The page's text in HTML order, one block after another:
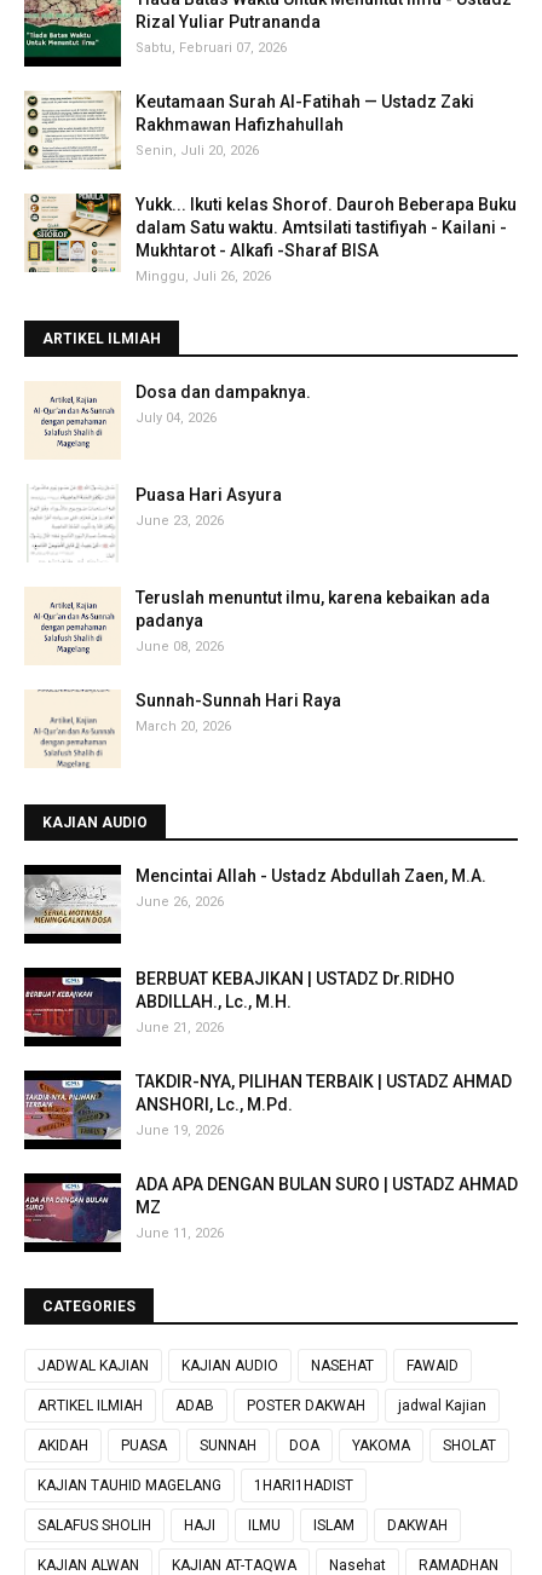
Rizal Yuliar Putrananda
Sabtu, Februari 07, 2026
Keutamaan Surah Al-Fatihah — Ustadz Zaki
Rakhmawan Hafizhahullah
Senin, Juli 20, 2026
Yukk... Ikuti kelas Shorof. Dauroh Beberapa Buku
dalam Satu waktu. Amtsilati tastifiyah - Kailani -
Mukhtarot - Alkafi -Sharaf BISA
Minggu, Juli 26, 2026
ARTIKEL ILMIAH
‎Dosa dan dampaknya.
July 04, 2026
Puasa Hari Asyura
June 23, 2026
Teruslah menuntut ilmu, karena kebaikan ada
padanya
June 08, 2026
Sunnah-Sunnah Hari Raya
March 20, 2026
KAJIAN AUDIO
Mencintai Allah - Ustadz Abdullah Zaen, M.A.
June 26, 2026
BERBUAT KEBAJIKAN | USTADZ Dr.RIDHO
ABDILLAH., Lc., M.H.
June 21, 2026
TAKDIR-NYA, PILIHAN TERBAIK | USTADZ AHMAD
ANSHORI, Lc., M.Pd.
June 19, 2026
ADA APA DENGAN BULAN SURO | USTADZ AHMAD
MZ
June 11, 2026
CATEGORIES
JADWAL KAJIAN KAJIAN AUDIO NASEHAT FAWAID
ARTIKEL ILMIAH ADAB POSTER DAKWAH jadwal Kajian
AKIDAH PUASA SUNNAH DOA YAKOMA SHOLAT
KAJIAN TAUHID MAGELANG 1HARI1HADIST
SALAFUS SHOLIH HAJI ILMU ISLAM DAKWAH
KAJIAN ALWAN KAJIAN AT-TAQWA Nasehat RAMADHAN